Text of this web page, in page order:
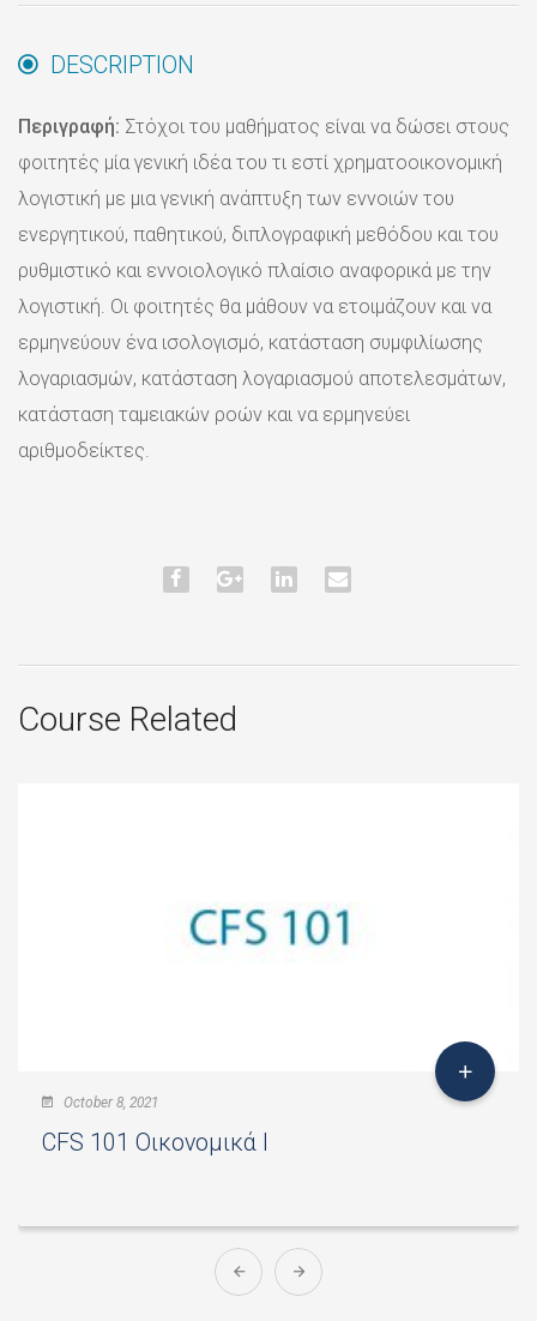
DESCRIPTION
Περιγραφή: Στόχοι του μαθήματος είναι να δώσει στους
φοιτητές μία γενική ιδέα του τι εστί χρηματοοικονομική
λογιστική με μια γενική ανάπτυξη των εννοιών του
ενεργητικού, παθητικού, διπλογραφική μεθόδου και του
ρυθμιστικό και εννοιολογικό πλαίσιο αναφορικά με την
λογιστική. Οι φοιτητές θα μάθουν να ετοιμάζουν και να
ερμηνεύουν ένα ισολογισμό, κατάσταση συμφιλίωσης
λογαριασμών, κατάσταση λογαριασμού αποτελεσμάτων,
κατάσταση ταμειακών ροών και να ερμηνεύει
αριθμοδείκτες.
Course Related
October 8, 2021
CFS 101 Οικονομικά I